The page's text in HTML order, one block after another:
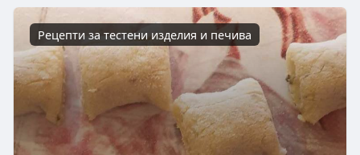
Рецепти за тестени изделия и печива